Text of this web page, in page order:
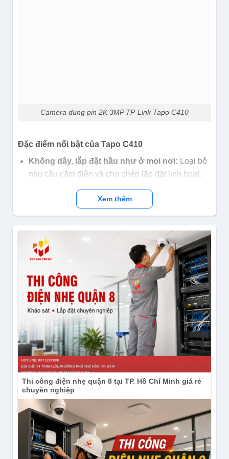
Camera dùng pin 2K 3MP TP-Link Tapo C410
Đặc điểm nổi bật của Tapo C410
Không dây, lắp đặt hầu như ở mọi nơi: Loại bỏ
nhu cầu cắm điện và cho phép lắp đặt linh hoạt.
cứ nơi nào, bất cứ lúc nào.
Hình ảnh 2K 3MP vượt trội:Ghi lại mọi chi tiết
với độ phân giải 2K rõ nét, cùng với các thuật toán
tiên tiến đảm bảo độ phơi sáng hoàn hảo cả ban
ngày và ban đêm.
Color Night Vision:
Quan sát ban đêm với màu
sắc sống động nhờ ống kính khẩu độ lớn và đèn
chiếu sáng tích hợp hiệu quả đến 30 feet (9m).
Thời gian sử dụng Pin lâu dài:Với khả năng
bảo vệ lên đến 180 ngày chỉ với một lần sạc, Tapo
C410 giúp giảm thiểu bảo trì.
Tùy chọn lưu trữ linh hoạt:
với thẻ microSD lên đến 512GB hoặc dịch vụ đám
mây Tapo Care bảo mật để có thêm sự yên tâm.
Phát hiện người thông minh:Nhận thông báo
khi phát hiện người, giảm thiểu cảnh báo sai và
thông báo không cần thiết.
Thông báo thông minh trên điện thoại:Tùy
Xem thêm
Thi công điện nhẹ quận 8 tại TP. Hồ Chí Minh giá rẻ
chuyên nghiệp